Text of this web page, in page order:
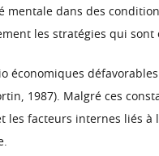
dans des
les stratégies qui
économiques
1987). Malgré ces
les facteurs internes liés